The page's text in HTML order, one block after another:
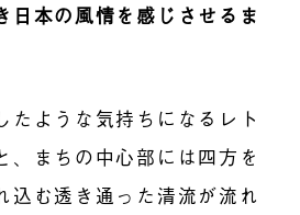
日本の風情を感じさせるま
たような気持ちになるレト
、まちの中心部には四方を
込む透き通った清流が流れ